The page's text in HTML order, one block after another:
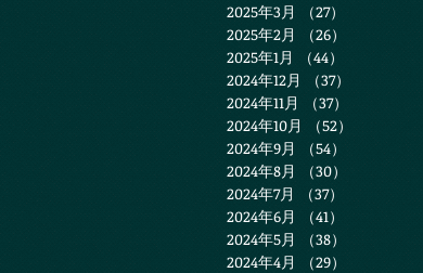
2025年3月
（27）
2025年2月
（26）
2025年1月
（44）
2024年12月
（37）
2024年11月
（37）
2024年10月
（52）
2024年9月
（54）
2024年8月
（30）
2024年7月
（37）
2024年6月
（41）
2024年5月
（38）
2024年4月
（29）